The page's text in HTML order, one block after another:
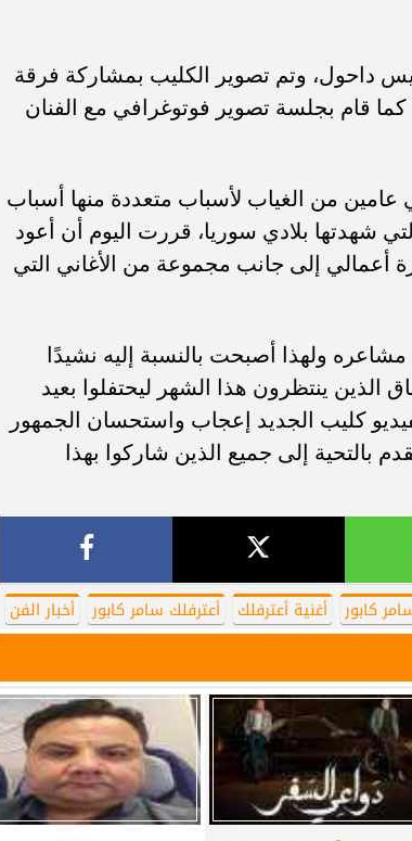
داحول، وتم تصوير الكليب بمشاركة فرقة
قام بجلسة تصوير فوتوغرافي مع الفنان
من الغياب لأسباب متعددة منها أسباب
شهدتها بلادي سوريا، قررت اليوم أن أعود
أعمالي إلى جانب مجموعة من الأغاني التي
ولهذا أصبحت بالنسبة إليه نشيدًا
الذين ينتظرون هذا الشهر ليحتفلوا بعيد
كليب الجديد إعجاب واستحسان الجمهور
بالتحية إلى جميع الذين شاركوا بهذا
كابور أغنية أعترفلك أعترفلك سامر كابور أخبار الفن